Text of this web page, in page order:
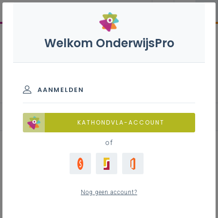
Vragen rond differentiatie
Welkom OnderwijsPro
AANMELDEN
KATHONDVLA-ACCOUNT
of
Nog geen account?